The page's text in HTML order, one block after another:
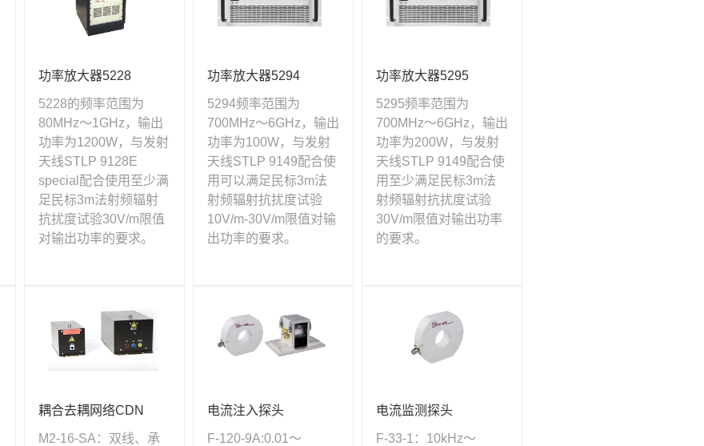
功率放大器5228
5228的频率范围为
80MHz～1GHz，输出
功率为1200W，与发射
天线STLP 9128E
special配合使用至少满
足民标3m法射频辐射
抗扰度试验30V/m限值
对输出功率的要求。
功率放大器5294
5294频率范围为
700MHz～6GHz，输出
功率为100W，与发射
天线STLP 9149配合使
用可以满足民标3m法
射频辐射抗扰度试验
10V/m-30V/m限值对输
出功率的要求。
功率放大器5295
5295频率范围为
700MHz～6GHz，输出
功率为200W，与发射
天线STLP 9149配合使
用至少满足民标3m法
射频辐射抗扰度试验
30V/m限值对输出功率
的要求。
耦合去耦网络CDN
M2-16-SA：双线、承
电流注入探头
F-120-9A:0.01～
电流监测探头
F-33-1：10kHz～